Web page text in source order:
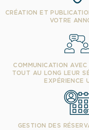
CRÉATION ET
VOTRE
COMMUNICATION AVEC
TOUT AU LONG LEUR
EXPÉRIENCE
GESTION DES